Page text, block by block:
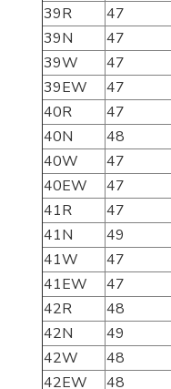
39R
47
39N
47
39W
47
39EW
47
40R
47
40N
48
40W
47
40EW
47
41R
47
41N
49
41W
47
41EW
47
42R
48
42N
49
42W
48
42EW
48